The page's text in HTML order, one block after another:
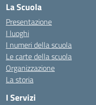
La Scuola
Presentazione
I luoghi
I numeri della scuola
Le carte della scuola
Organizzazione
La storia
I Servizi